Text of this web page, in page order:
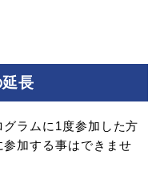
長
ラムに1度参加した方
加する事はできませ